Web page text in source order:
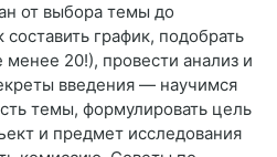
от выбора темы до
график, подобрать
20!), провести анализ и
введения — научимся
темы, формулировать цель
и предмет исследования